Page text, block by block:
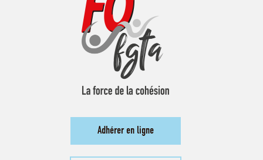
Adhérer en ligne